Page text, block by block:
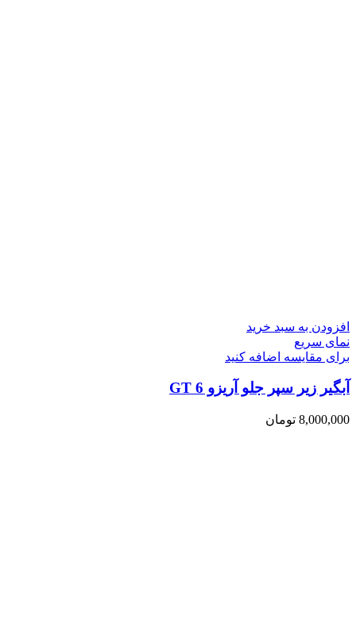
افزودن به سبد خرید
نمای سریع
برای مقایسه اضافه کنید
آبگیر زیر سپر جلو آریزو 6 GT
8,000,000 تومان